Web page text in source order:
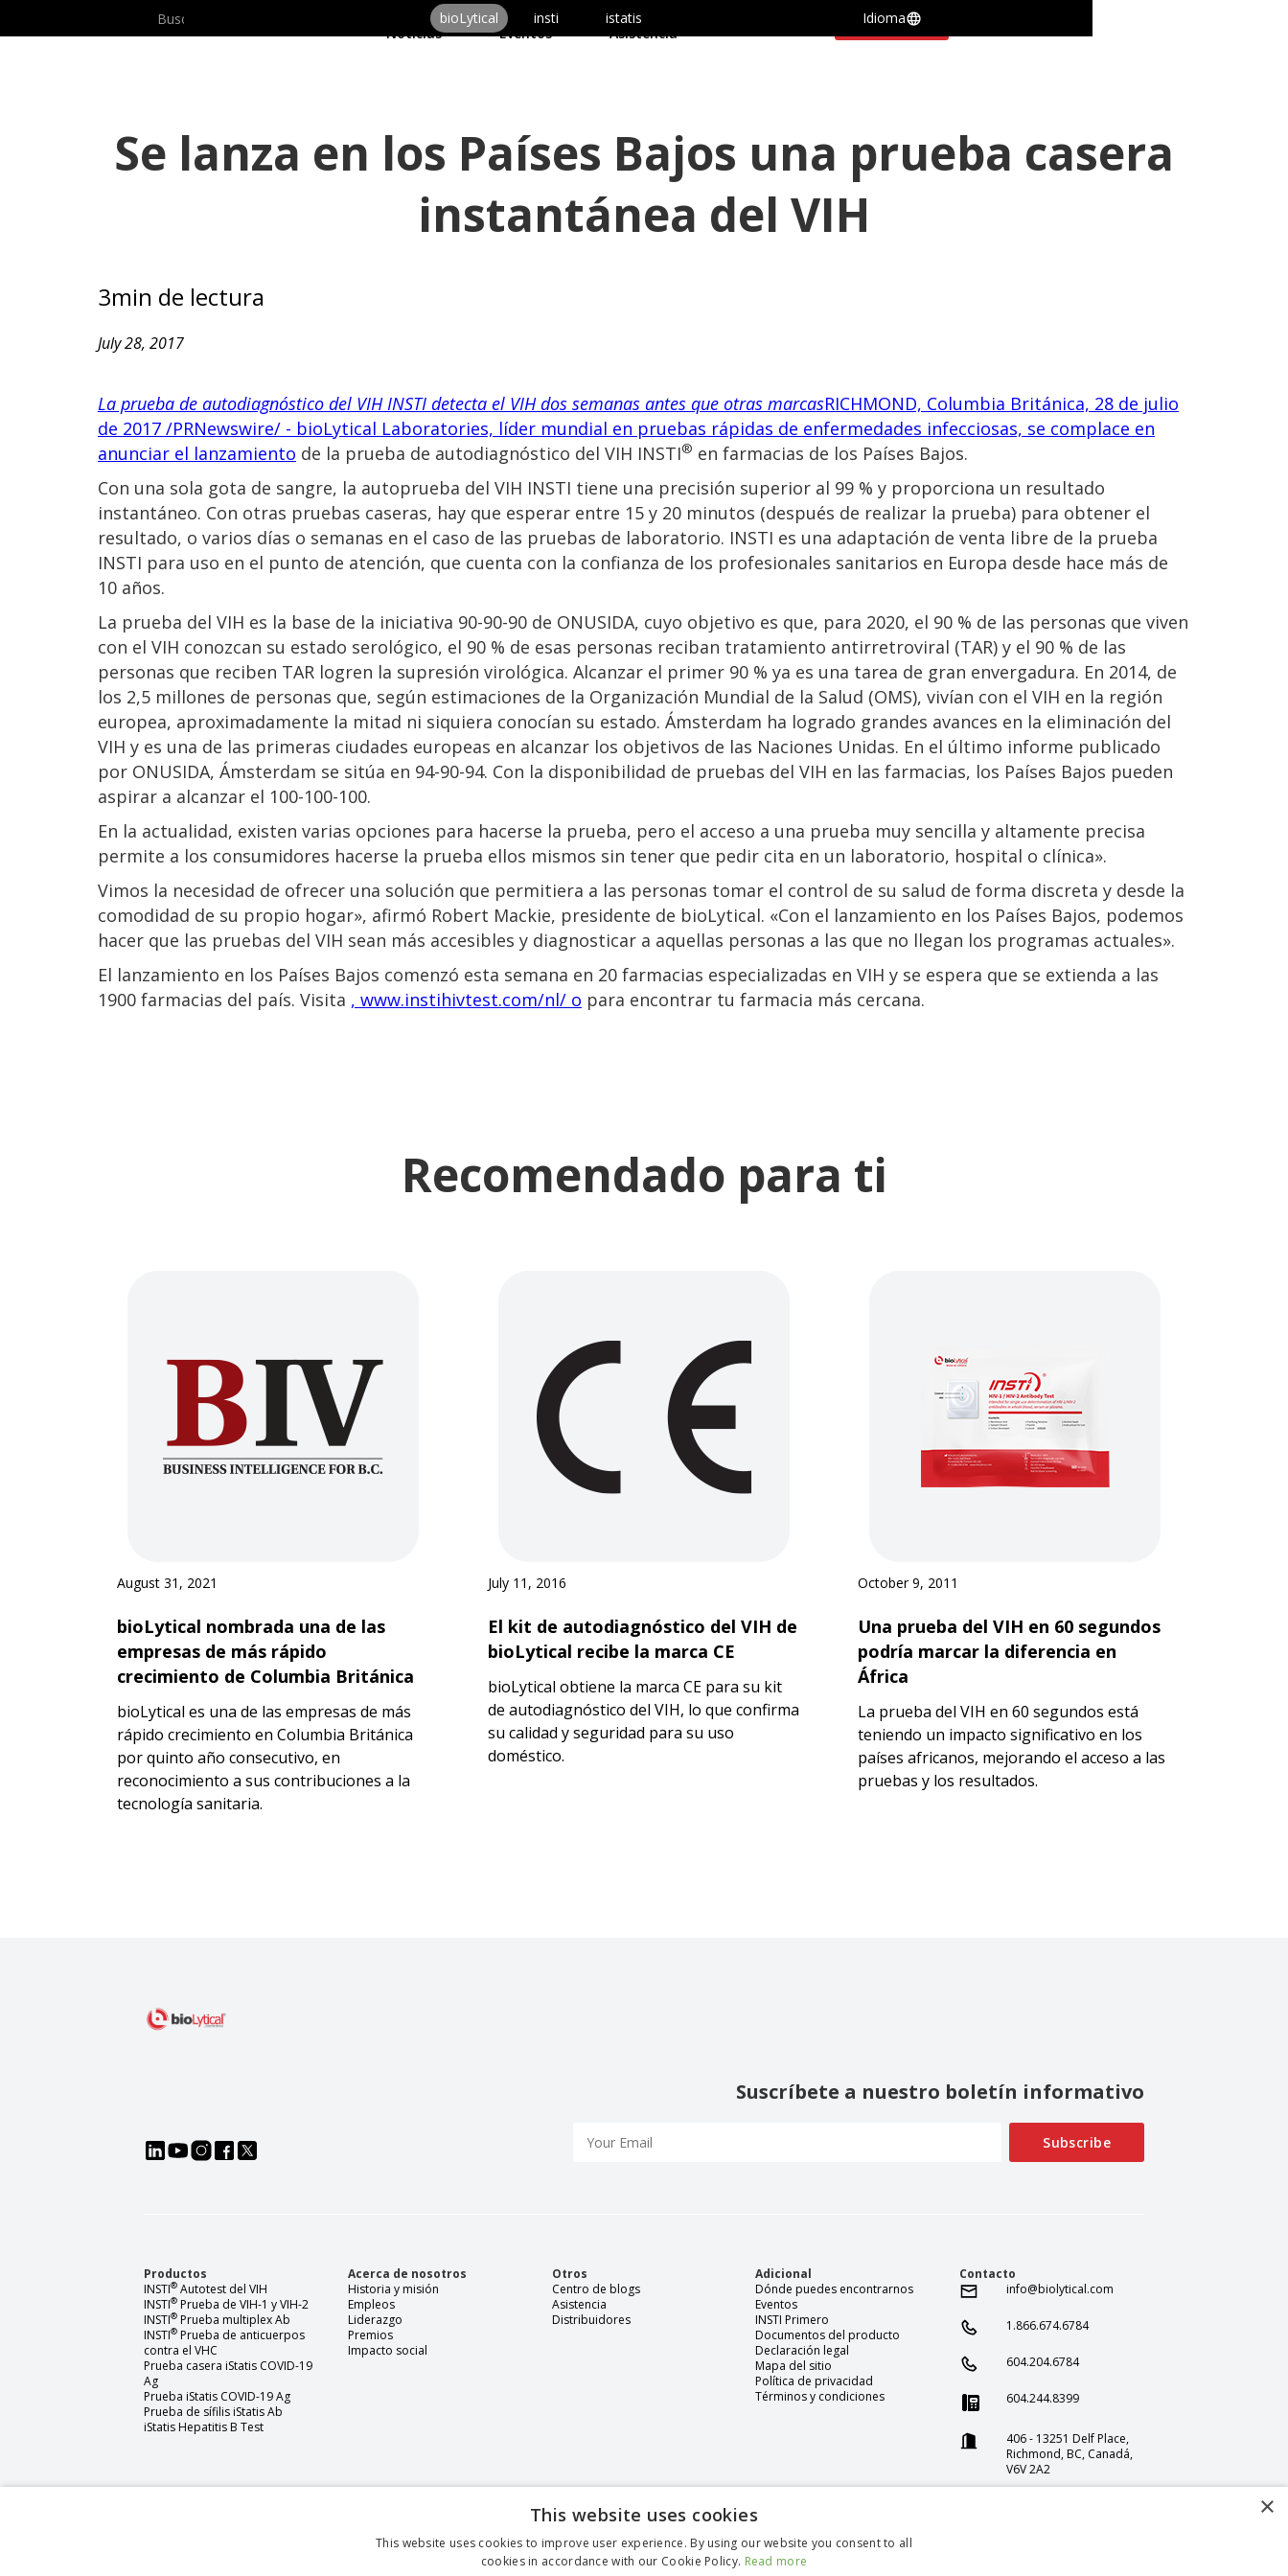
bioLytical insti istatis Idioma
Productos
Acerca de nosotros
Noticias
Eventos Asistencia
Contáctanos
Se lanza en los Países Bajos una prueba casera
instantánea del VIH
3min de lectura
July 28, 2017
La prueba de autodiagnóstico del VIH INSTI detecta el VIH dos semanas antes que otras marcasRICHMOND, Columbia Británica, 28 de julio
de 2017 /PRNewswire/ - bioLytical Laboratories, líder mundial en pruebas rápidas de enfermedades infecciosas, se complace en
anunciar el lanzamiento de la prueba de autodiagnóstico del VIH INSTI® en farmacias de los Países Bajos.
Con una sola gota de sangre, la autoprueba del VIH INSTI tiene una precisión superior al 99 % y proporciona un resultado
instantáneo. Con otras pruebas caseras, hay que esperar entre 15 y 20 minutos (después de realizar la prueba) para obtener el
resultado, o varios días o semanas en el caso de las pruebas de laboratorio. INSTI es una adaptación de venta libre de la prueba
INSTI para uso en el punto de atención, que cuenta con la confianza de los profesionales sanitarios en Europa desde hace más de
10 años.
La prueba del VIH es la base de la iniciativa 90-90-90 de ONUSIDA, cuyo objetivo es que, para 2020, el 90 % de las personas que viven
con el VIH conozcan su estado serológico, el 90 % de esas personas reciban tratamiento antirretroviral (TAR) y el 90 % de las
personas que reciben TAR logren la supresión virológica. Alcanzar el primer 90 % ya es una tarea de gran envergadura. En 2014, de
los 2,5 millones de personas que, según estimaciones de la Organización Mundial de la Salud (OMS), vivían con el VIH en la región
europea, aproximadamente la mitad ni siquiera conocían su estado. Ámsterdam ha logrado grandes avances en la eliminación del
VIH y es una de las primeras ciudades europeas en alcanzar los objetivos de las Naciones Unidas. En el último informe publicado
por ONUSIDA, Ámsterdam se sitúa en 94-90-94. Con la disponibilidad de pruebas del VIH en las farmacias, los Países Bajos pueden
aspirar a alcanzar el 100-100-100.
En la actualidad, existen varias opciones para hacerse la prueba, pero el acceso a una prueba muy sencilla y altamente precisa
permite a los consumidores hacerse la prueba ellos mismos sin tener que pedir cita en un laboratorio, hospital o clínica».
Vimos la necesidad de ofrecer una solución que permitiera a las personas tomar el control de su salud de forma discreta y desde la
comodidad de su propio hogar», afirmó Robert Mackie, presidente de bioLytical. «Con el lanzamiento en los Países Bajos, podemos
hacer que las pruebas del VIH sean más accesibles y diagnosticar a aquellas personas a las que no llegan los programas actuales».
El lanzamiento en los Países Bajos comenzó esta semana en 20 farmacias especializadas en VIH y se espera que se extienda a las
1900 farmacias del país. Visita , www.instihivtest.com/nl/ o para encontrar tu farmacia más cercana.
Recomendado para ti
August 31, 2021
bioLytical nombrada una de las
empresas de más rápido
crecimiento de Columbia Británica
bioLytical es una de las empresas de más
rápido crecimiento en Columbia Británica
por quinto año consecutivo, en
reconocimiento a sus contribuciones a la
tecnología sanitaria.
July 11, 2016
El kit de autodiagnóstico del VIH de
bioLytical recibe la marca CE
bioLytical obtiene la marca CE para su kit
de autodiagnóstico del VIH, lo que confirma
su calidad y seguridad para su uso
doméstico.
October 9, 2011
Una prueba del VIH en 60 segundos
podría marcar la diferencia en
África
La prueba del VIH en 60 segundos está
teniendo un impacto significativo en los
países africanos, mejorando el acceso a las
pruebas y los resultados.
Suscríbete a nuestro boletín informativo
Productos
INSTI® Autotest del VIH
INSTI® Prueba de VIH-1 y VIH-2
INSTI® Prueba multiplex Ab
INSTI® Prueba de anticuerpos
contra el VHC
Prueba casera iStatis COVID-19
Ag
Prueba iStatis COVID-19 Ag
Prueba de sífilis iStatis Ab
iStatis Hepatitis B Test
Acerca de nosotros
Historia y misión
Empleos
Liderazgo
Premios
Impacto social
Otros
Centro de blogs
Asistencia
Distribuidores
Adicional
Dónde puedes encontrarnos
Eventos
INSTI Primero
Documentos del producto
Declaración legal
Mapa del sitio
Política de privacidad
Términos y condiciones
Contacto
info@biolytical.com
1.866.674.6784
604.204.6784
604.244.8399
406 - 13251 Delf Place,
Richmond, BC, Canadá,
V6V 2A2
×
This website uses cookies
This website uses cookies to improve user experience. By using our website you consent to all
cookies in accordance with our Cookie Policy. Read more